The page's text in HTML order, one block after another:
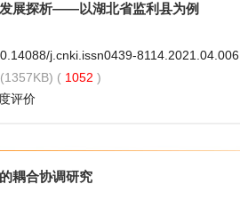
展探析——以湖北省监利县为例
j.cnki.issn0439-8114.2021.04.006
(1357KB) ( 1052 )
评价
耦合协调研究